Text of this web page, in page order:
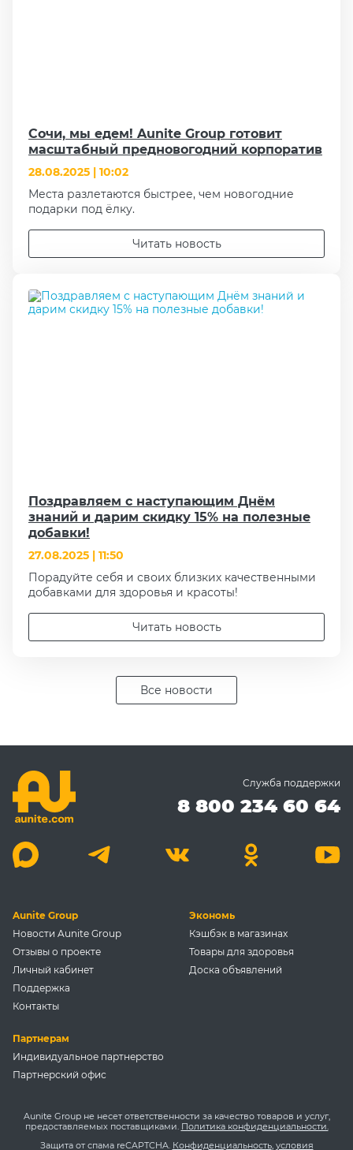
Сочи, мы едем! Aunite Group готовит
масштабный предновогодний корпоратив
28.08.2025 | 10:02
Места разлетаются быстрее, чем новогодние
подарки под ёлку.
Читать новость
Поздравляем с наступающим Днём
знаний и дарим скидку 15% на полезные
добавки!
27.08.2025 | 11:50
Порадуйте себя и своих близких качественными
добавками для здоровья и красоты!
Читать новость
Все новости
Служба поддержки
8 800 234 60 64
Aunite Group
Новости Aunite Group
Отзывы о проекте
Личный кабинет
Поддержка
Контакты
Экономь
Кэшбэк в магазинах
Товары для здоровья
Доска объявлений
Партнерам
Индивидуальное партнерство
Партнерский офис
Aunite Group не несет ответственности за качество товаров и услуг,
предоставляемых поставщиками. Политика конфиденциальности.
Защита от спама reCAPTCHA. Конфиденциальность, условия